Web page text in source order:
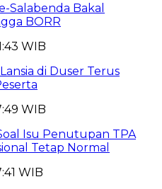
Salabenda Bakal
BORR
WIB
di Duser Terus
WIB
Isu Penutupan TPA
Tetap Normal
WIB